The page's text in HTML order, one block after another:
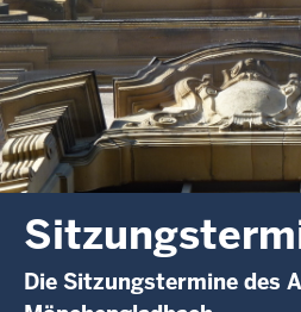
Die Sitzungstermine des